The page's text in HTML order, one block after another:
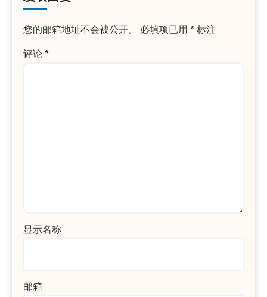
您的邮箱地址不会被公开。 必填项已用 * 标注
评论 *
显示名称
邮箱